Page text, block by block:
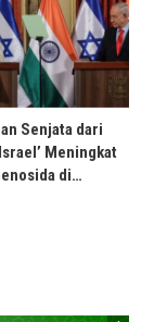
Senjata dari
Meningkat
di…